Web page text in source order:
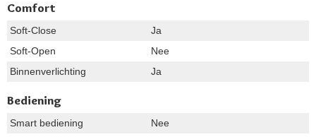
Comfort
Soft-Close
Ja
Soft-Open
Nee
Binnenverlichting
Ja
Bediening
Smart bediening
Nee